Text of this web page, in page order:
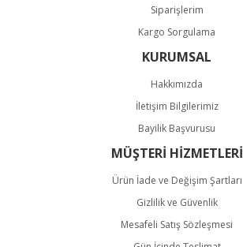
Siparişlerim
Kargo Sorgulama
KURUMSAL
Hakkımızda
İletişim Bilgilerimiz
Bayilik Başvurusu
MÜŞTERİ HİZMETLERİ
Ürün İade ve Değişim Şartları
Gizlilik ve Güvenlik
Mesafeli Satış Sözleşmesi